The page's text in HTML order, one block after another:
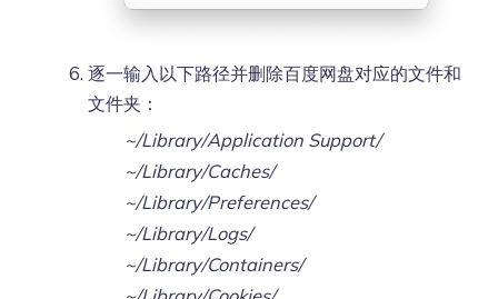
逐一输入以下路径并删除百度网盘对应的文件和
文件夹：
~/Library/Application Support/
~/Library/Caches/
~/Library/Preferences/
~/Library/Logs/
~/Library/Containers/